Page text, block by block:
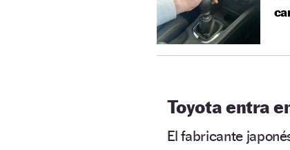
Toyota entra
El fabricante